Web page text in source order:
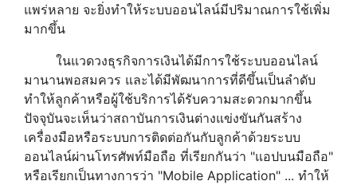
แพร่หลาย จะยิ่งทำให้ระบบออนไลน์มีปริมาณการใช้เพิ่ม
มากขึ้น
ในแวดวงธุรกิจการเงินได้มีการใช้ระบบออนไลน์
มานานพอสมควร และได้มีพัฒนาการที่ดีขึ้นเป็นลำดับ
ทำให้ลูกค้าหรือผู้ใช้บริการได้รับความสะดวกมากขึ้น
ปัจจุบันจะเห็นว่าสถาบันการเงินต่างแข่งขันกันสร้าง
เครื่องมือหรือระบบการติดต่อกันกับลูกค้าด้วยระบบ
ออนไลน์ผ่านโทรศัพท์มือถือ ที่เรียกกันว่า "แอปบนมือถือ"
หรือเรียกเป็นทางการว่า "Mobile Application" ... ทำให้